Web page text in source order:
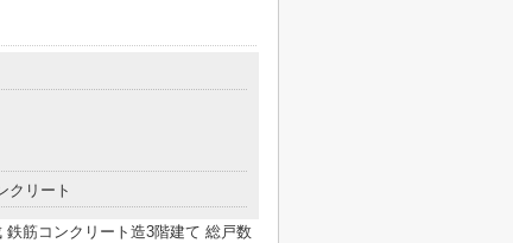
クリート
筋コンクリート造3階建て 総戸数